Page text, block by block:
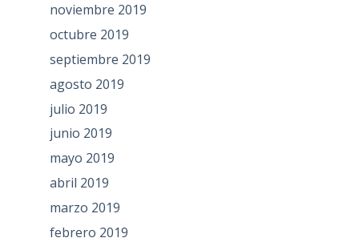
noviembre 2019
octubre 2019
septiembre 2019
agosto 2019
julio 2019
junio 2019
mayo 2019
abril 2019
marzo 2019
febrero 2019